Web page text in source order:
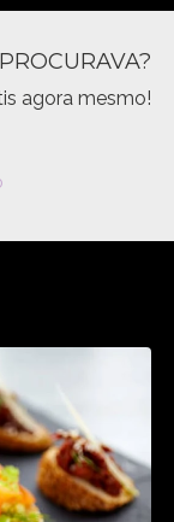
agora mesmo!